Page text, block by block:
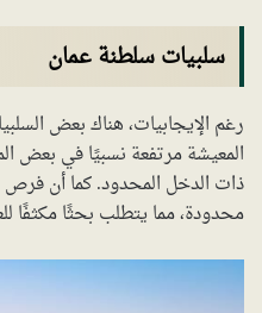
سلبيات سلطنة عمان
رغم الإيجابيات، هناك بعض
المعيشة مرتفعة نسبيًا في بعض
ذات الدخل المحدود. كما أن
محدودة، مما يتطلب بحثًا مكثفًا